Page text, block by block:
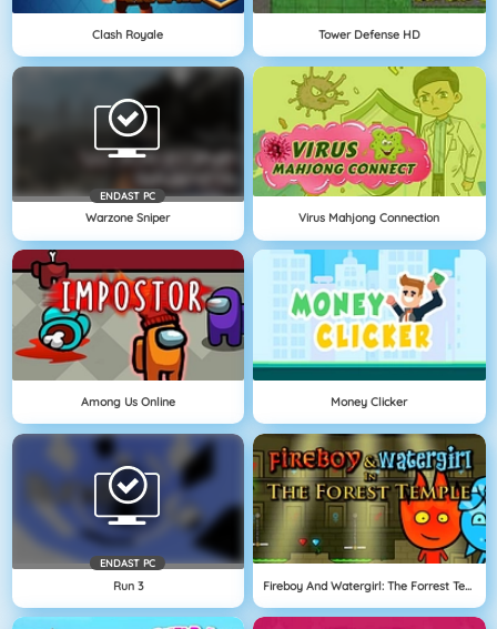
Clash Royale Tower Defense HD
ENDAST PC
Warzone Sniper Virus Mahjong Connection
Among Us Online Money Clicker
ENDAST PC
Run 3 Fireboy And Watergirl: The Forrest Temple